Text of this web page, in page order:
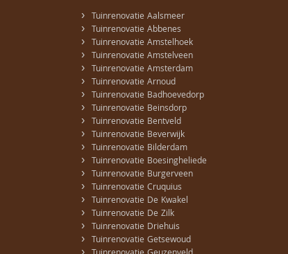
› Tuinrenovatie Aalsmeer
› Tuinrenovatie Abbenes
› Tuinrenovatie Amstelhoek
› Tuinrenovatie Amstelveen
› Tuinrenovatie Amsterdam
› Tuinrenovatie Arnoud
› Tuinrenovatie Badhoevedorp
› Tuinrenovatie Beinsdorp
› Tuinrenovatie Bentveld
› Tuinrenovatie Beverwijk
› Tuinrenovatie Bilderdam
› Tuinrenovatie Boesingheliede
› Tuinrenovatie Burgerveen
› Tuinrenovatie Cruquius
› Tuinrenovatie De Kwakel
› Tuinrenovatie De Zilk
› Tuinrenovatie Driehuis
› Tuinrenovatie Getsewoud